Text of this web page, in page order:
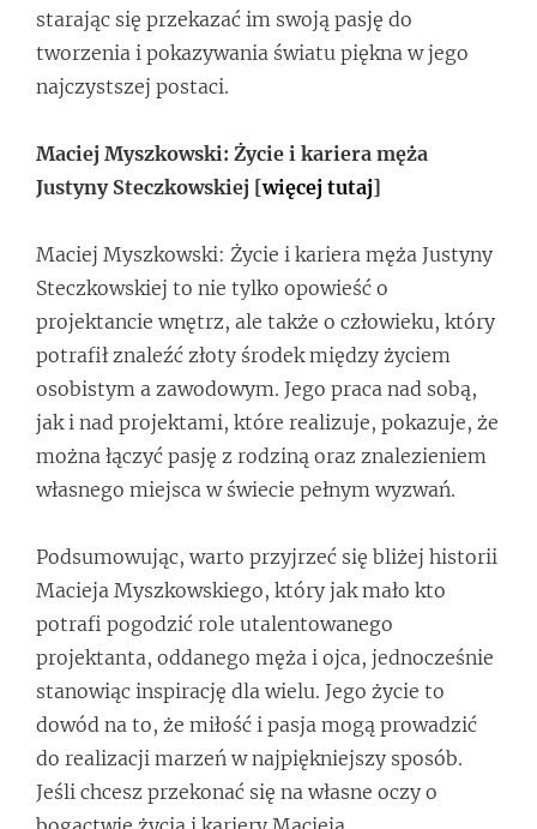
starając się przekazać im swoją pasję do
tworzenia i pokazywania światu piękna w jego
najczystszej postaci.
Maciej Myszkowski: Życie i kariera męża
Justyny Steczkowskiej [więcej tutaj]
Maciej Myszkowski: Życie i kariera męża Justyny
Steczkowskiej to nie tylko opowieść o
projektancie wnętrz, ale także o człowieku, który
potrafił znaleźć złoty środek między życiem
osobistym a zawodowym. Jego praca nad sobą,
jak i nad projektami, które realizuje, pokazuje, że
można łączyć pasję z rodziną oraz znalezieniem
własnego miejsca w świecie pełnym wyzwań.
Podsumowując, warto przyjrzeć się bliżej historii
Macieja Myszkowskiego, który jak mało kto
potrafi pogodzić role utalentowanego
projektanta, oddanego męża i ojca, jednocześnie
stanowiąc inspirację dla wielu. Jego życie to
dowód na to, że miłość i pasja mogą prowadzić
do realizacji marzeń w najpiękniejszy sposób.
Jeśli chcesz przekonać się na własne oczy o